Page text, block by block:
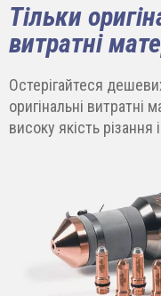
Тільки
витратні
Остерігайтеся
оригінальні витратні
високу якість